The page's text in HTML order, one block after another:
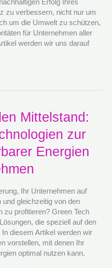
Erfolg Ihres
zu verbessern, nicht nur um
um die Umwelt zu schützen,
für Unternehmen aller
werden wir uns darauf
Mittelstand:
zur
Energien
Ihr Unternehmen auf
und gleichzeitig von den
zu profitieren? Green Tech
die speziell auf den
diesem Artikel werden wir
vorstellen, mit denen Ihr
optimal nutzen kann.